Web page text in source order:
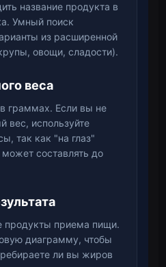
название продукта в
Умный поиск
из расширенной
овощи, сладости).
веса
граммах. Если вы не
вес, используйте
так как "на глаз"
составлять до
продукты приема пищи.
диаграмму, чтобы
ли вы жиров